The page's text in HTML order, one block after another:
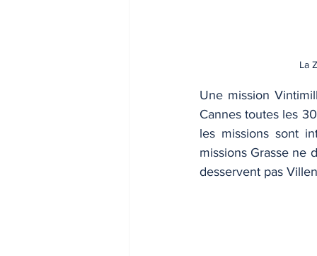
La
Une mission
Cannes toutes les
les missions sont
missions Grasse ne
desservent pas